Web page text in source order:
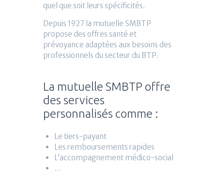
quel que soit leurs spécificités.
Depuis 1927 la mutuelle SMBTP
propose des offres santé et
prévoyance adaptées aux besoins des
professionnels du secteur du BTP.
La mutuelle SMBTP offre
des services
personnalisés comme :
Le tiers-payant
Les remboursements rapides
L’accompagnement médico-social
…